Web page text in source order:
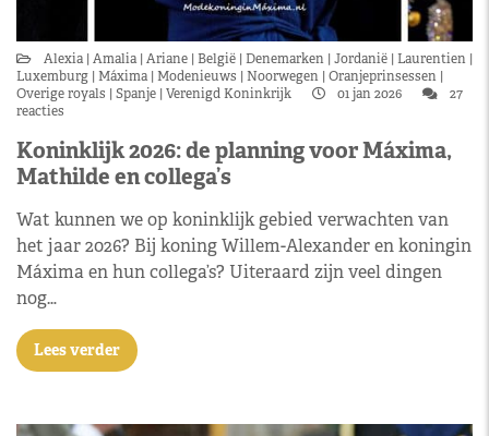
Alexia Amalia Ariane België Denemarken Jordanië Laurentien
Luxemburg Máxima Modenieuws Noorwegen Oranjeprinsessen
Overige royals
Spanje Verenigd Koninkrijk 01 jan 2026
27
reacties
Koninklijk 2026: de planning voor Máxima,
Mathilde en collega’s
Wat kunnen we op koninklijk gebied verwachten van
het jaar 2026? Bij koning Willem-Alexander en koningin
Máxima en hun collega’s? Uiteraard zijn veel dingen
nog…
Lees verder